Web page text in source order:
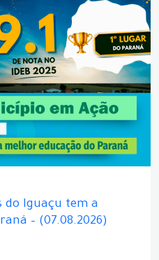
do Iguaçu tem a
– (07.08.2026)